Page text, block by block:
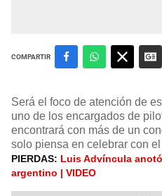
COMPARTIR
Será el foco de atención de
uno de los encargados de
encontrará con más de un
solo piensa en celebrar con el
PIERDAS: Luis Advíncula
argentino | VIDEO